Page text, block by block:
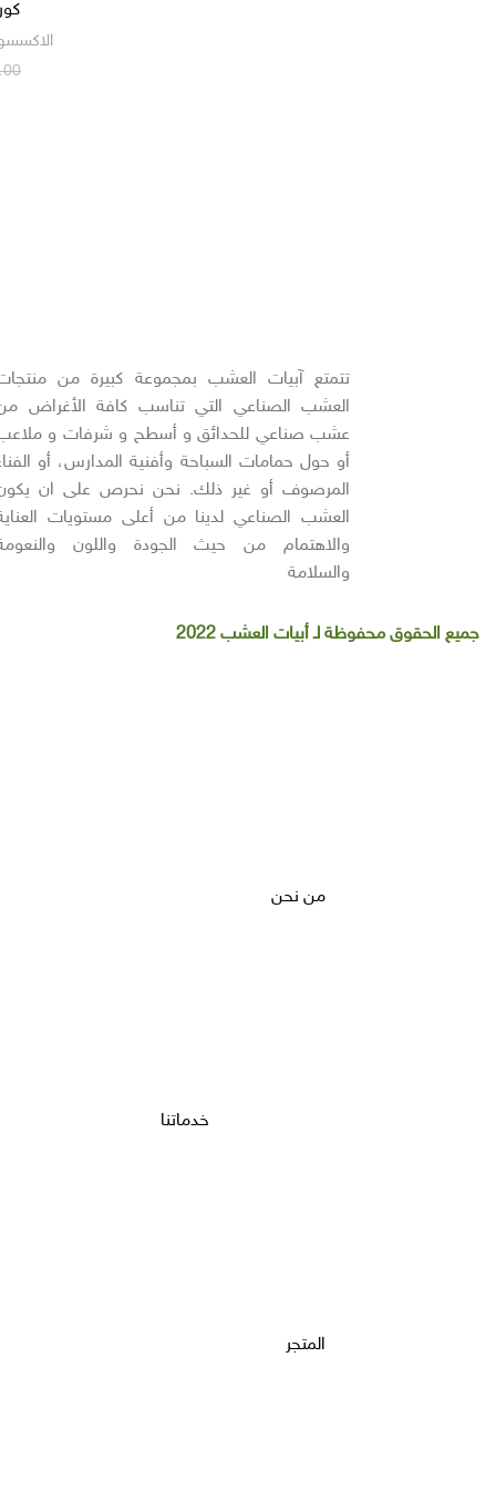
تتمتع آبيات العشب بمجموعة كبيرة من
العشب الصناعي التي تناسب كافة الأغراض
عشب صناعي للحدائق و أسطح و شرفات و
أو حول حمامات السباحة وأفنية المدارس، أو
المرصوف أو غير ذلك. نحن نحرص على ان
العشب الصناعي لدينا من أعلى مستويات
والاهتمام من حيث الجودة واللون
والسلامة
جميع الحقوق محفوظة لـ أبيات العشب 2022
من نحن
خدماتنا
المتجر